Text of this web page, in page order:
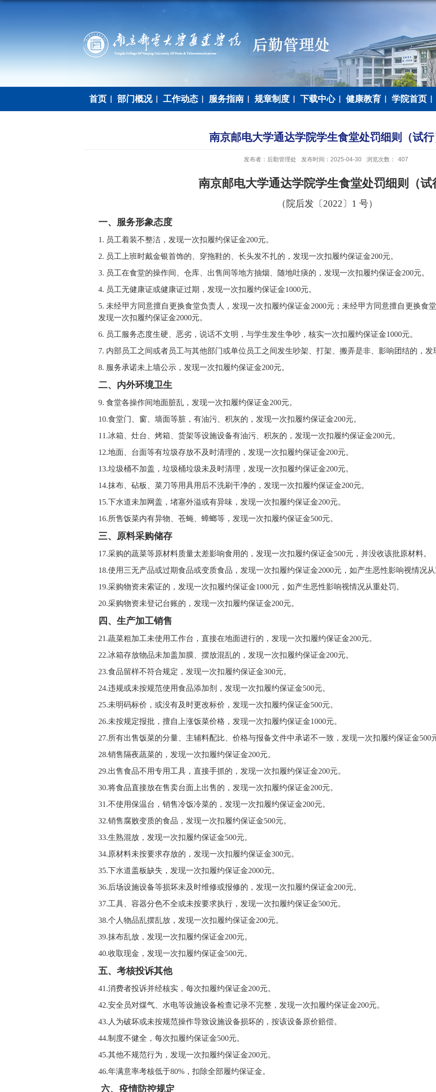
首页 部门概况 工作动态 服务指南 规章制度 下载中心 健康教育 学院首页
南京邮电大学通达学院学生食堂处罚细则（试
发布者：后勤管理处 发布时间：2025-04-30 浏览次数： 407
南京邮电大学通达学院学生食堂处罚细则（试
（ 院后发〔 2022 〕 1 号）
一、服务形象态度
1. 员工着装不整洁，发现一次扣履约保证金200元。
2. 员工 上班时戴金银首饰的 穿拖鞋的、长头发不扎的，发现一次扣履约保证金200元。
3. 员工在食堂的操作间、仓库、出售间等地方抽烟、随地吐痰的，发现一次扣履约保证金200元。
4. 员工无健康证或健康证过期，发现一次扣履约保证金1000元。
5. 未经甲方同意擅自更换食堂负责人，发现一次扣履约保证金2000元；未经甲方同意擅自更换食
发现一次扣履约保证金2000元。
6. 员工服务态度生硬、恶劣，说话不文明，与学生发生争吵，核实一次扣履约保证金1000元。
7. 内部员工之间或者员工与其他部门或单位 员工之间发生吵架、打架 搬弄是非、影响团结的 ， 发
8. 服务承诺未上墙公示，发现一次扣履约保证金200元。
二、内外环境卫生
9. 食堂各操作间地面脏乱 ， 发现一次扣履约保证金200元。
10.食堂门 窗、 墙面等脏，有油污、积灰的，发现一次扣履约保证金200元。
11.冰箱 灶台、烤箱、货架等设施设备有油污、积灰的， 发现一次扣履约保证金200元。
12.地面、台面等有垃圾存放不及时清理的， 发现一次扣履约保证金200元。
13.垃圾桶不加盖，垃圾桶垃圾未及时清理，发现一次扣履约保证金200元。
14.抹布、砧板、菜刀等用具用后不洗刷干净的， 发现一次扣履约保证金200元。
15.下水道未加网盖，堵塞外溢或有异味 ， 发现一次扣履约保证金200元。
16.所售饭菜内有异物、苍蝇、蟑螂等，发现一次扣履约保证金500元。
三、原料采购储存
17.采购的蔬菜等原材料质量太差影响食用的， 发现一次扣履约保证金500元， 并没收该批原材料。
18.使用三无产品或过期食品或变质食品，发现一次扣履约保证金2000元，如产生恶性影响视情况
19.采购物资未索证的 ， 发现一次扣履约保证金1000元， 如产生恶性影响视情况从重处罚。
20.采购物资未登记台账的 ， 发现一次扣履约保证金200元。
四、生产加工销售
21.蔬菜粗加工未使用工作台，直接在地面进行的， 发现一次扣履约保证金200元。
22.冰箱存放物品未加盖加膜 、摆放混乱的， 发现一次扣履约保证金200元。
23.食品留样不符合规定，发现一次扣履约保证金300元。
24.违规或未按规范使用食品添加剂，发现一次扣履约保证金500元。
25.未明码标价，或没有及时更改标价，发现一次扣履约保证金500元。
26.未按规定报批，擅自上涨饭菜价格，发现一次扣履约保证金1000元。
27.所有出售饭菜的分量、主辅料配比、价格与报备文件中承诺不一致，发现一次扣履约保证金500
28.销售隔夜蔬菜的 ， 发现一次扣履约保证金200元。
29.出售食品不用专用工具，直接手抓的， 发现一次扣履约保证金200元。
30.将食品直接放在售卖台面上出售的， 发现一次扣履约保证金200元。
31.不使用保温台，销售冷饭冷菜的， 发现一次扣履约保证金200元。
32.销售腐败变质的食品 ， 发现一次扣履约保证金500元。
33.生熟混放，发现一次扣履约保证金500元。
34.原材料未按要求存放的，发现一次扣履约保证金300元。
35.下水道盖板缺失，发现一次扣履约保证金2000元。
36.后场设施设备等损坏未及时维修或报修的，发现一次扣履约保证金200元。
37.工具、容器分色不全或未按要求执行，发现一次扣履约保证金500元。
38.个人物品乱摆乱放，发现一次扣履约保证金200元。
39.抹布乱放，发现一次扣履约保证金200元。
40.收取现金，发现一次扣履约保证金500元。
五、考核投诉其他
41.消费者投诉并经核实，每次扣履约保证金200元。
42.安全员对煤气、水电等设施设备检查记录不完整，发现一次扣履约保证金200元。
43. 人为破坏或未按规范操作导致设施设备损坏的，按该设备原价赔偿。
44.制度不健全，每次扣履约保证金500元。
45.其他不规范行为，发现一次扣履约保证金200元。
46.年满意率考核低于80% ，扣除全部履约保证金。
六、疫情防控规定